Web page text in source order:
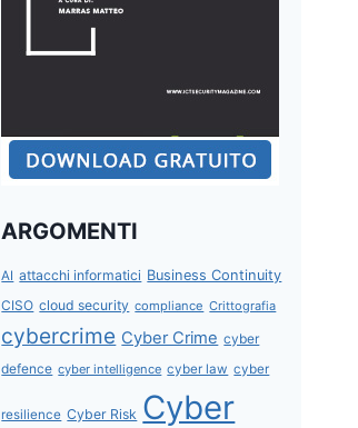
ARGOMENTI
AI attacchi informatici Business Continuity
CISO cloud security compliance Crittografia
cybercrime Cyber Crime cyber
defence cyber intelligence cyber law cyber
resilience Cyber Risk Cyber